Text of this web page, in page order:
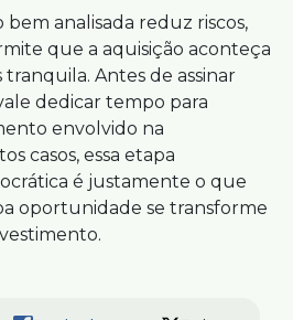
analisada reduz riscos,
que a aquisição aconteça
Antes de assinar
dedicar tempo para
envolvido na
casos, essa etapa
é justamente o que
oportunidade se transforme